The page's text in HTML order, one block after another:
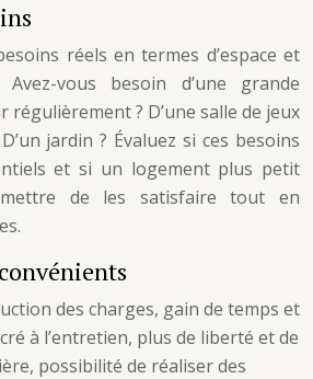
réels en termes d’espace et
vous besoin d’une grande
régulièrement ? D’une salle de jeux
jardin ? Évaluez si ces besoins
et si un logement plus petit
de les satisfaire tout en
des charges, gain de temps et
à l’entretien, plus de liberté et de
possibilité de réaliser des